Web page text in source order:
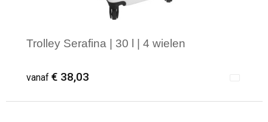
Trolley Serafina | 30 l | 4 wielen
vanaf € 38,03